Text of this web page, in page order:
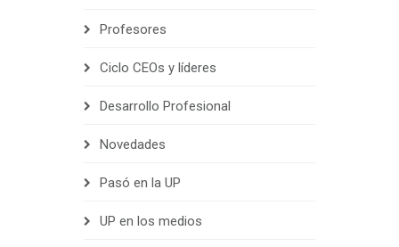
Profesores
Ciclo CEOs y líderes
Desarrollo Profesional
Novedades
Pasó en la UP
UP en los medios